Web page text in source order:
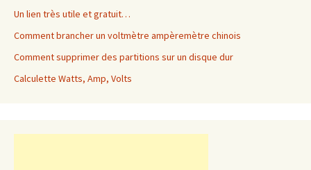
Un lien très utile et gratuit…
Comment brancher un voltmètre ampèremètre chinois
Comment supprimer des partitions sur un disque dur
Calculette Watts, Amp, Volts